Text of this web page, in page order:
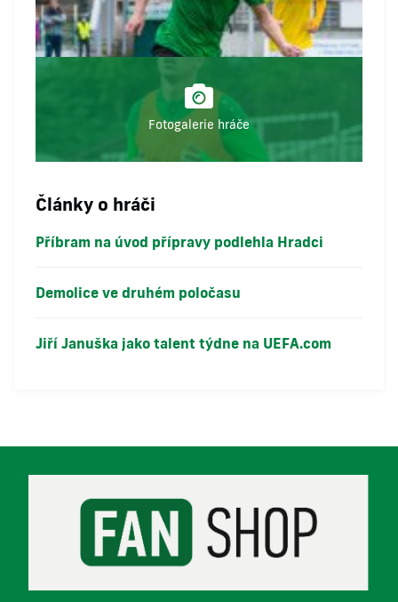
Fotogalerie hráče
Články o hráči
Příbram na úvod přípravy podlehla Hradci
Demolice ve druhém poločasu
Jiří Januška jako talent týdne na UEFA.com